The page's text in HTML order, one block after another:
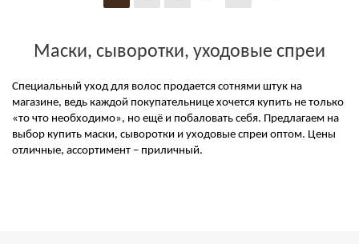
Маски, сыворотки, уходовые спреи
Специальный уход для волос продается сотнями штук на
магазине, ведь каждой покупательнице хочется купить не только
«то что необходимо», но ещё и побаловать себя. Предлагаем на
выбор купить маски, сыворотки и уходовые спреи оптом. Цены
отличные, ассортимент – приличный.